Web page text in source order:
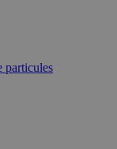
particules